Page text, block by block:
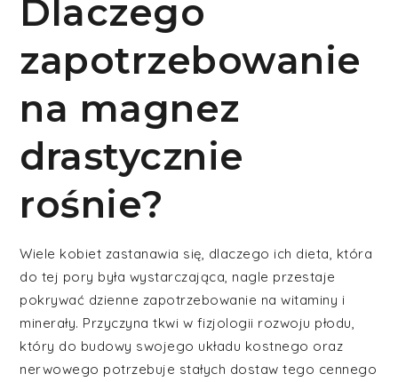
Dlaczego
zapotrzebowanie
na magnez
drastycznie
rośnie?
Wiele kobiet zastanawia się, dlaczego ich dieta, która
do tej pory była wystarczająca, nagle przestaje
pokrywać dzienne zapotrzebowanie na witaminy i
minerały. Przyczyna tkwi w fizjologii rozwoju płodu,
który do budowy swojego układu kostnego oraz
nerwowego potrzebuje stałych dostaw tego cennego